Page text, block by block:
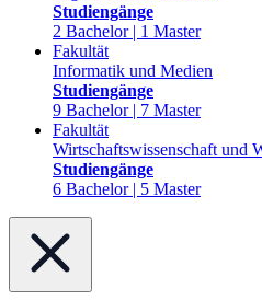
Studiengänge
2 Bachelor | 1 Master
Fakultät
Informatik und Medien
Studiengänge
9 Bachelor | 7 Master
Fakultät
Wirtschaftswissenschaft und
Studiengänge
6 Bachelor | 5 Master